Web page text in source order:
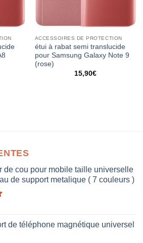
ACCESSOIRES DE PROTECTION
étui à rabat semi translucide
pour Samsung Galaxy Note 9
(rose)
15,90€
de cou pour mobile taille universelle
de support metalique ( 7 couleurs )
de téléphone magnétique universel